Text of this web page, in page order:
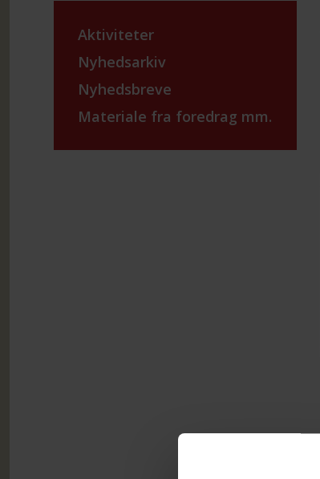
Aktiviteter
Nyhedsarkiv
Nyhedsbreve
Materiale fra foredrag mm.